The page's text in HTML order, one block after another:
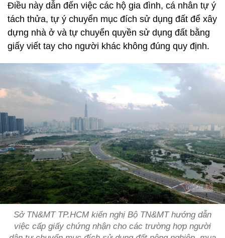
Điều này dẫn đến việc các hộ gia đình, cá nhân tự ý
tách thửa, tự ý chuyển mục đích sử dụng đất để xây
dựng nhà ở và tự chuyển quyền sử dụng đất bằng
giấy viết tay cho người khác không đúng quy định.
Sở TN&MT TP.HCM kiến nghị Bộ TN&MT hướng dẫn
việc cấp giấy chứng nhận cho các trường hợp người